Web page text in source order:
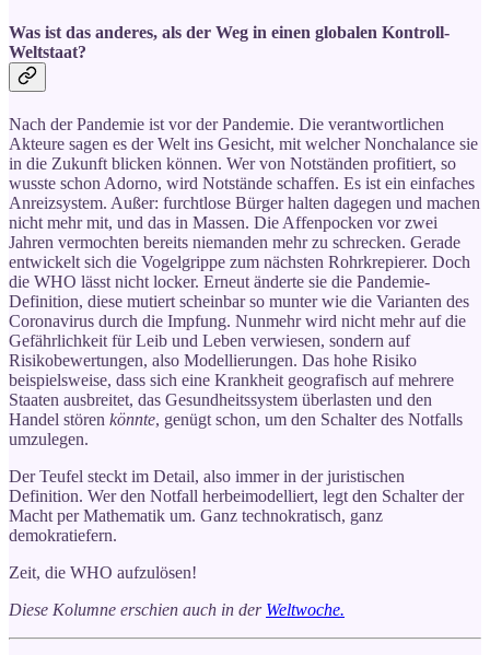
Was ist das anderes, als der Weg in einen globalen Kontroll-
Weltstaat?
Nach der Pandemie ist vor der Pandemie. Die verantwortlichen
Akteure sagen es der Welt ins Gesicht, mit welcher Nonchalance sie
in die Zukunft blicken können. Wer von Notständen profitiert, so
wusste schon Adorno, wird Notstände schaffen. Es ist ein einfaches
Anreizsystem. Außer: furchtlose Bürger halten dagegen und machen
nicht mehr mit, und das in Massen. Die Affenpocken vor zwei
Jahren vermochten bereits niemanden mehr zu schrecken. Gerade
entwickelt sich die Vogelgrippe zum nächsten Rohrkrepierer. Doch
die WHO lässt nicht locker. Erneut änderte sie die Pandemie-
Definition, diese mutiert scheinbar so munter wie die Varianten des
Coronavirus durch die Impfung. Nunmehr wird nicht mehr auf die
Gefährlichkeit für Leib und Leben verwiesen, sondern auf
Risikobewertungen, also Modellierungen. Das hohe Risiko
beispielsweise, dass sich eine Krankheit geografisch auf mehrere
Staaten ausbreitet, das Gesundheitssystem überlasten und den
Handel stören könnte, genügt schon, um den Schalter des Notfalls
umzulegen.
Der Teufel steckt im Detail, also immer in der juristischen
Definition. Wer den Notfall herbeimodelliert, legt den Schalter der
Macht per Mathematik um. Ganz technokratisch, ganz
demokratiefern.
Zeit, die WHO aufzulösen!
Diese Kolumne erschien auch in der Weltwoche.